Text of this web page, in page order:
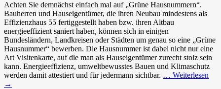
Achten Sie demnächst einfach mal auf „Grüne Hausnummern“.
Bauherren und Hauseigentümer, die ihren Neubau mindestens als
Effizienzhaus 55 fertiggestellt haben bzw. ihren Altbau
energieeffizient saniert haben, können sich in einigen
Bundesländern, Landkreisen oder Städten um genau so eine „Grüne
Hausnummer“ bewerben. Die Hausnummer ist dabei nicht nur eine
Art Visitenkarte, auf die man als Hauseigentümer zurecht stolz sein
kann. Energieeffizienz, umweltbewusstes Bauen und Klimaschutz
werden damit attestiert und für jedermann sichtbar. … Weiterlesen
→